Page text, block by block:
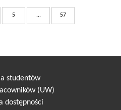
5 ... 57
studentów
(UW)
dostępności